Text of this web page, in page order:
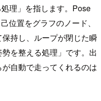
理」を指します。Pose
位置をグラフのノード、
持し、ループが閉じた瞬
を整える処理」です。出
自動で走ってくれるのは